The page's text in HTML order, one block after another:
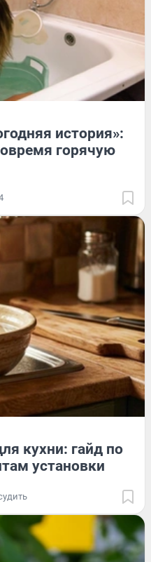
история»:
горячую
кухни: гайд по
установки